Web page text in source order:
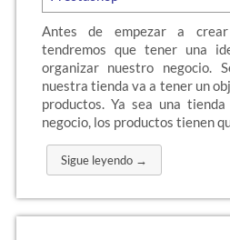
Antes de empezar a
tendremos que tener una
organizar nuestro negocio.
nuestra tienda va a tener un
productos. Ya sea una
negocio, los productos tienen
Sigue leyendo →